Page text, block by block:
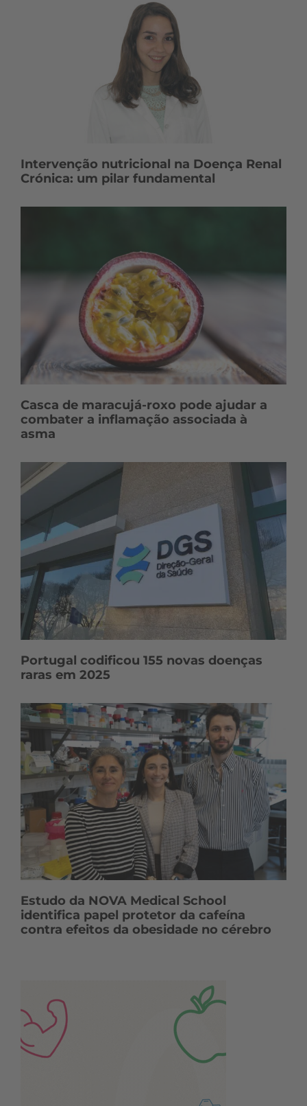
Intervenção nutricional na Doença Renal
Crónica: um pilar fundamental
Casca de maracujá-roxo pode ajudar a
combater a inflamação associada à
asma
Portugal codificou 155 novas doenças
raras em 2025
Estudo da NOVA Medical School
identifica papel protetor da cafeína
contra efeitos da obesidade no cérebro